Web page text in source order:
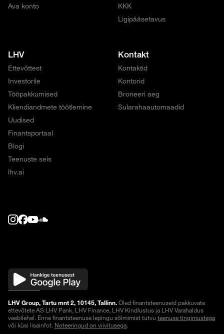
Ava konto
KKK
Ligipääsetavus
LHV
Ettevõttest
Investorile
Tööpakkumised
Kliendiandmete töötlemine
Uudised
Finantsportaal
Blogi
Teenuste seis
lhv.ai
Kontakt
Kontaktid
Kontorid
Broneeri aeg
Sularahaautomaadid
LHV Group, Tartu mnt 2, 10145, Tallinn.Oled finantsteenuseid pakkuvate
ettevõtete AS LHV Pank, LHV Finance, LHV Kindlustus ja LHV Varahaldus
veebilehel. Enne finantsteenuse lepingu sõlmimist tutvu teenuse tingimustega
või küsi lisainfot. Noteeringud on viivitusega.